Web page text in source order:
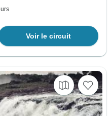
Voir le circuit